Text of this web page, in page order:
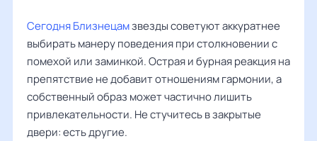
Сегодня Близнецамзвезды советуют аккуратнее
выбирать манеру поведения при столкновении с
помехой или заминкой. Острая и бурная реакция на
препятствие не добавит отношениям гармонии, а
собственный образ может частично лишить
привлекательности. Не стучитесь в закрытые
двери: есть другие.